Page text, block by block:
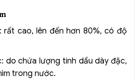
rất cao, lên đến hơn 80%, có độ
do chứa lượng tinh dầu dày đặc,
trong nước.